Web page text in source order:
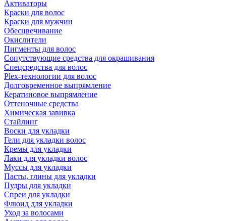
Активаторы
Краски для волос
Краски для мужчин
Обесцвечивание
Окислители
Пигменты для волос
Сопутствующие средства для окрашивания
Спецсредства для волос
Plex-технологии для волос
Долговременное выпрямление
Кератиновое выпрямление
Оттеночные средства
Химическая завивка
Стайлинг
Воски для укладки
Гели для укладки волос
Кремы для укладки
Лаки для укладки волос
Муссы для укладки
Пасты, глины для укладки
Пудры для укладки
Спреи для укладки
Флюид для укладки
Уход за волосами